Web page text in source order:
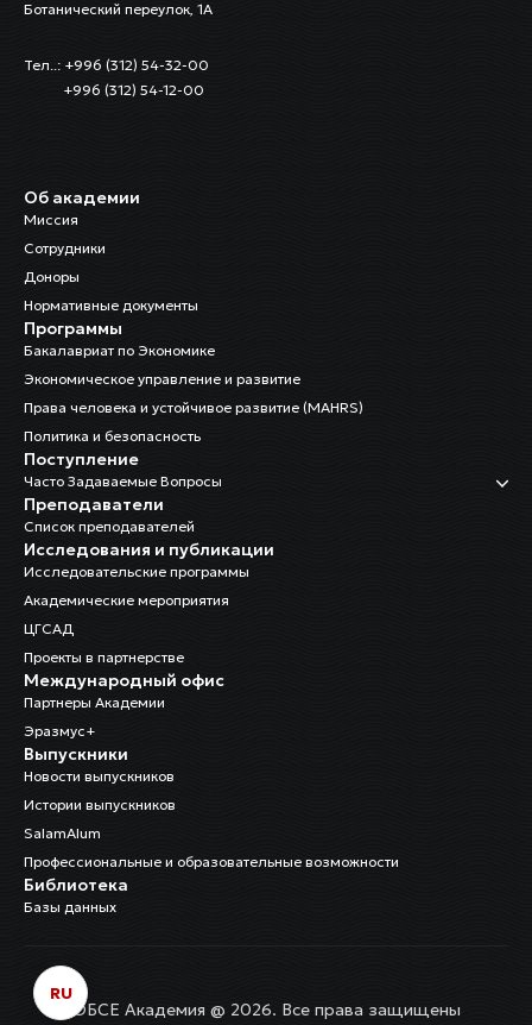
Ботанический переулок, 1А
Тел..: +996 (312) 54-32-00
+996 (312) 54-12-00
Об академии
Миссия
Сотрудники
Доноры
Нормативные документы
Программы
Бакалавриат по Экономике
Экономическое управление и развитие
Права человека и устойчивое развитие (MAHRS)
Политика и безопасность
Поступление
Часто Задаваемые Вопросы
Преподаватели
Список преподавателей
Исследования и публикации
Исследовательские программы
Академические мероприятия
ЦГСАД
Проекты в партнерстве
Международный офис
Партнеры Академии
Эразмус+
Выпускники
Новости выпускников
Истории выпускников
SalamAlum
Профессиональные и образовательные возможности
Библиотека
Базы данных
ОБСЕ Академия @ 2026. Все права защищены
RU